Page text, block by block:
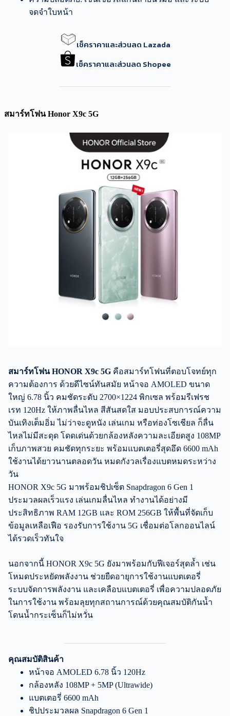
จดจำใบหน้า
เช็คราคาและส่วนลด Lazada
เช็คราคาและส่วนลด Shopee
สมาร์ทโฟน Honor X9c 5G
สมาร์ทโฟน HONOR X9c 5G คือสมาร์ทโฟนที่ตอบโจทย์ทุก
ความต้องการ ด้วยดีไซน์ทันสมัย หน้าจอ AMOLED ขนาด
ใหญ่ 6.78 นิ้ว คมชัดระดับ 2700×1224 พิกเซล พร้อมรีเฟรช
เรท 120Hz ให้ภาพลื่นไหล สีสันสดใส มอบประสบการณ์ความ
บันเทิงเต็มอิ่ม ไม่ว่าจะดูหนัง เล่นเกม หรือท่องโซเชียล ก็ลื่น
ไหลไม่มีสะดุด โดดเด่นด้วยกล้องหลังความละเอียดสูง 108MP
เก็บภาพสวย คมชัดทุกระยะ พร้อมแบตเตอรี่สุดอึด 6600 mAh
ใช้งานได้ยาวนานตลอดวัน หมดกังวลเรื่องแบตหมดระหว่าง
วัน
HONOR X9c 5G มาพร้อมชิปเซ็ต Snapdragon 6 Gen 1
ประมวลผลเร็วแรง เล่นเกมลื่นไหล ทำงานได้อย่างมี
ประสิทธิภาพ RAM 12GB และ ROM 256GB ให้พื้นที่จัดเก็บ
ข้อมูลเหลือเฟือ รองรับการใช้งาน 5G เชื่อมต่อโลกออนไลน์
ได้รวดเร็วทันใจ
นอกจากนี้ HONOR X9c 5G ยังมาพร้อมกับฟีเจอร์สุดล้ำ เช่น
โหมดประหยัดพลังงาน ช่วยยืดอายุการใช้งานแบตเตอรี่
ระบบจัดการพลังงาน และเคลือบแบตเตอรี่ เพื่อความปลอดภัย
ในการใช้งาน พร้อมลุยทุกสถานการณ์ด้วยคุณสมบัติกันน้ำ
โดนน้ำกระเซ็นก็ไม่หวั่น
คุณสมบัติสินค้า
หน้าจอ AMOLED 6.78 นิ้ว 120Hz
กล้องหลัง 108MP + 5MP (Ultrawide)
แบตเตอรี่ 6600 mAh
ชิปประมวลผล Snapdragon 6 Gen 1